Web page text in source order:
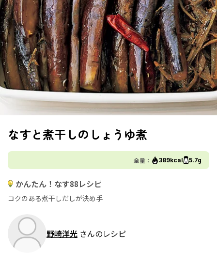
なすと煮干しのしょうゆ煮
全量： 389kcal 5.7g
かんたん！なす88レシピ
コクのある煮干しだしが決め手
野崎洋光 さんのレシピ